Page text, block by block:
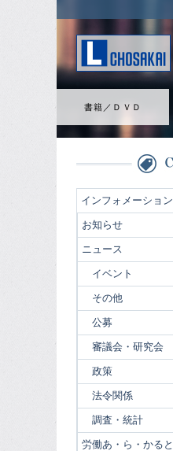
書籍／ＤＶＤ
インフォメーション
お知らせ
ニュース
イベント
その他
公募
審議会・研究会
政策
法令関係
調査・統計
労働あ・ら・かると